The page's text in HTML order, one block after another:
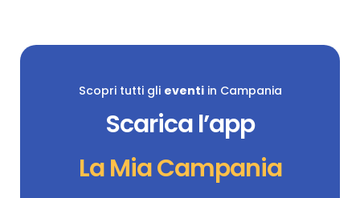
Scopri tutti gli eventiin Campania
Scarica l’app
La Mia Campania